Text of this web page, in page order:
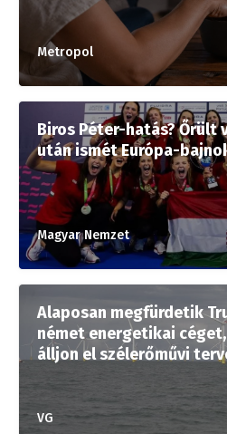
Metropol
Biros Péter-hatás? Őrült
után ismét Európa-
Magyar Nemzet
Alaposan megfürdetik
német energetikai
álljon el szélerőművi
VG